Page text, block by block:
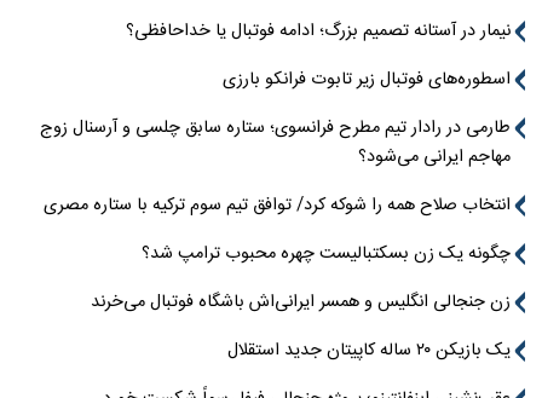
نیمار در آستانه تصمیم بزرگ؛ ادامه فوتبال یا خداحافظی؟
اسطوره‌های فوتبال زیر تابوت فرانکو بارزی
طارمی در رادار تیم مطرح فرانسوی؛ ستاره سابق چلسی و آرسنال زوج
مهاجم ایرانی می‌شود؟
انتخاب صلاح همه را شوکه کرد/ توافق تیم سوم ترکیه با ستاره مصری
چگونه یک زن بسکتبالیست چهره محبوب ترامپ شد؟
زن جنجالی انگلیس و همسر ایرانی‌اش باشگاه فوتبال می‌خرند
یک بازیکن ۲۰ ساله کاپیتان جدید استقلال